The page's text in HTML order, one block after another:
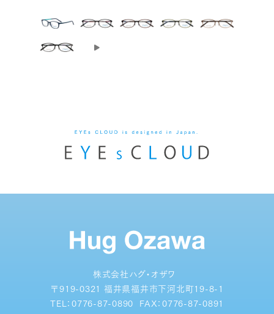
株式会社ハグ・オザワ
〒919-0321 福井県福井市下河北町19-8-1
TEL：0776-87-0890 FAX：0776-87-0891